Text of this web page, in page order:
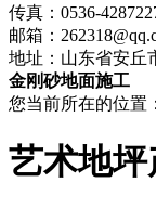
传真：0536-
邮箱：
地址：山东省安丘
金刚砂地面施工
您当前所在的位置
艺术地